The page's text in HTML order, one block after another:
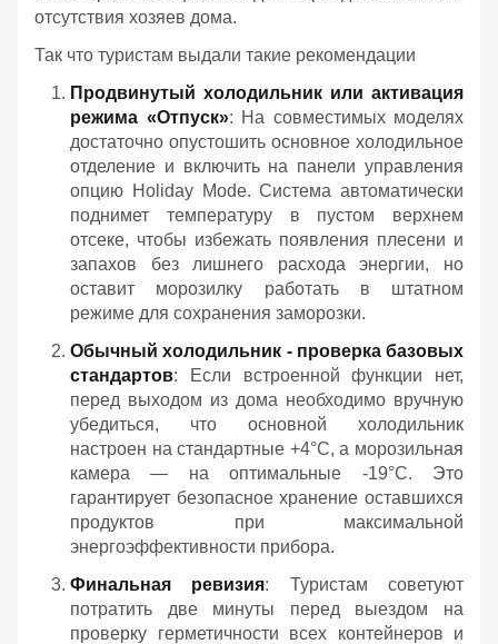
отсутствия хозяев дома.
Так что туристам выдали такие рекомендации
Продвинутый холодильник или активация
режима «Отпуск»: На совместимых моделях
достаточно опустошить основное холодильное
отделение и включить на панели управления
опцию Holiday Mode. Система автоматически
поднимет температуру в пустом верхнем
отсеке, чтобы избежать появления плесени и
запахов без лишнего расхода энергии, но
оставит морозилку работать в штатном
режиме для сохранения заморозки.
Обычный холодильник - проверка базовых
стандартов: Если встроенной функции нет,
перед выходом из дома необходимо вручную
убедиться, что основной холодильник
настроен на стандартные +4°C, а морозильная
камера — на оптимальные -19°C. Это
гарантирует безопасное хранение оставшихся
продуктов при максимальной
энергоэффективности прибора.
Финальная ревизия: Туристам советуют
потратить две минуты перед выездом на
проверку герметичности всех контейнеров и